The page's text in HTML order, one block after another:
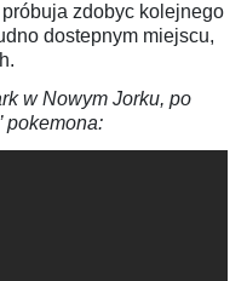
zdobyc kolejnego
dostepnym miejscu,
w Nowym Jorku, po
pokemona: